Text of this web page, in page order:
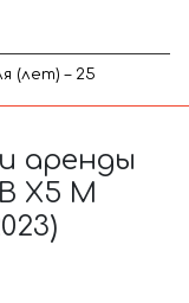
(лет) – 25
аренды
X5 M